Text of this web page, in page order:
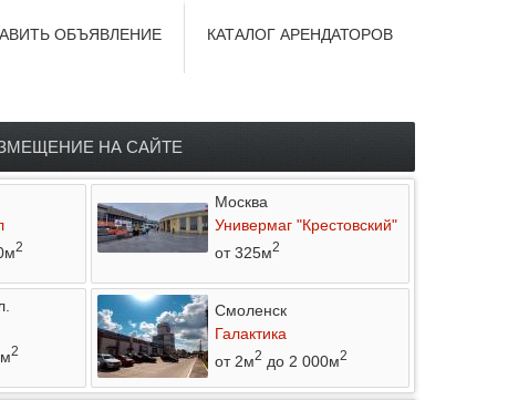
КАТАЛОГ АРЕНДАТОРОВ
ОБЪЯВЛЕНИЕ
НА САЙТЕ
2
Москва
Универмаг "Крестовский"
от 325м2
2
Смоленск
Галактика
от 2м2 до 2 000м2